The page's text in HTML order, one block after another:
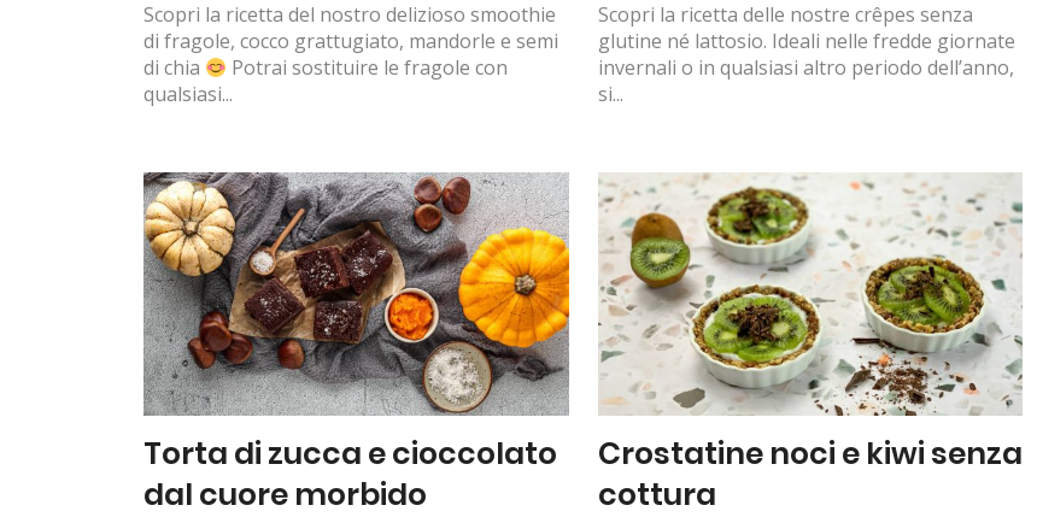
Scopri la ricetta del nostro delizioso smoothie
di fragole, cocco grattugiato, mandorle e semi
di chia
Potrai sostituire le fragole con
qualsiasi...
Scopri la ricetta delle nostre crêpes senza
glutine né lattosio. Ideali nelle fredde giornate
invernali o in qualsiasi altro periodo dell’anno,
si...
Torta di zucca e cioccolato
dal cuore morbido
Crostatine noci e kiwi senza
cottura